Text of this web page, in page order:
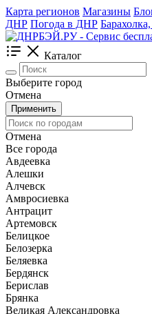
Карта регионов Магазины
ДНР Погода в ДНР
Каталог
Выберите город
Отмена
Применить
Отмена
Все города
Авдеевка
Алешки
Алчевск
Амвросиевка
Антрацит
Артемовск
Белицкое
Белозерка
Беляевка
Бердянск
Берислав
Брянка
Великая Александровка